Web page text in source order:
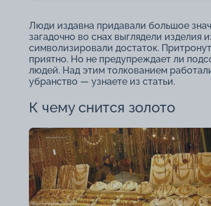
Люди издавна придавали большое
загадочно во снах выглядели изделия
символизировали достаток.
приятно. Но не предупреждает ли
людей. Над этим толкованием
убранство ― узнаете из статьи.
К чему снится золото